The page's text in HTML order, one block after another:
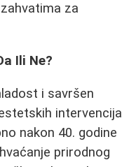
za
Ili Ne?
i savršen
intervencija
nakon 40. godine
prirodnog